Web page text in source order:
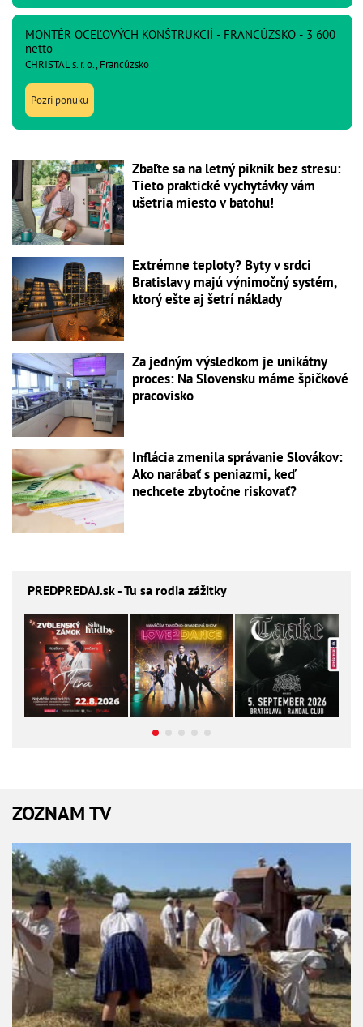
MONTÉR OCEĽOVÝCH KONŠTRUKCIÍ - FRANCÚZSKO - 3 600
netto
CHRISTAL s. r. o., Francúzsko
Pozri ponuku
Zbaľte sa na letný piknik bez stresu:
Tieto praktické vychytávky vám
ušetria miesto v batohu!
Extrémne teploty? Byty v srdci
Bratislavy majú výnimočný systém,
ktorý ešte aj šetrí náklady
Za jedným výsledkom je unikátny
proces: Na Slovensku máme špičkové
pracovisko
Inflácia zmenila správanie Slovákov:
Ako narábať s peniazmi, keď
nechcete zbytočne riskovať?
PREDPREDAJ.sk - Tu sa rodia zážitky
ZOZNAM TV